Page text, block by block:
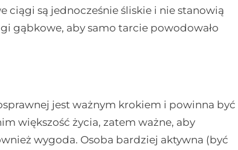
ciągi są jednocześnie śliskie i nie stanowią
gąbkowe, aby samo tarcie powodowało
jest ważnym krokiem i powinna być
większość życia, zatem ważne, aby
wygoda. Osoba bardziej aktywna (być